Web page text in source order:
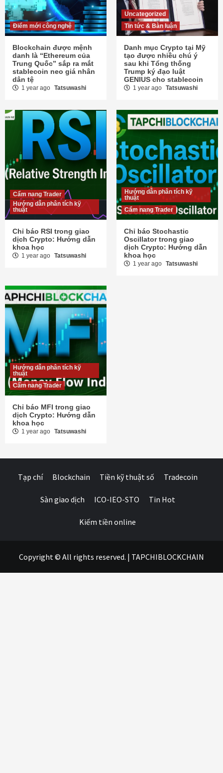
Điểm mới công nghệ
Blockchain được mệnh
danh là “Ethereum của
Trung Quốc” sắp ra mắt
stablecoin neo giá nhân
dân tệ
1 year ago Tatsuwashi
Uncategorized
Tin tức & Bàn luận
Danh mục Crypto tại Mỹ
tạo được nhiều chú ý
sau khi Tổng thống
Trump ký đạo luật
GENIUS cho stablecoin
1 year ago Tatsuwashi
Cẩm nang Trader
Hướng dẫn phân tích kỹ
thuật
Chỉ báo RSI trong giao
dịch Crypto: Hướng dẫn
khoa học
1 year ago Tatsuwashi
Hướng dẫn phân tích kỹ
thuật
Cẩm nang Trader
Chỉ báo Stochastic
Oscillator trong giao
dịch Crypto: Hướng dẫn
khoa học
1 year ago Tatsuwashi
Hướng dẫn phân tích kỹ
thuật
Cẩm nang Trader
Chỉ báo MFI trong giao
dịch Crypto: Hướng dẫn
khoa học
1 year ago Tatsuwashi
Tạp chí Blockchain Tiền kỹ thuật số Tradecoin
Sàn giao dịch ICO-IEO-STO Tin Hot
Kiếm tiền online
Copyright © All rights reserved. | TAPCHIBLOCKCHAIN